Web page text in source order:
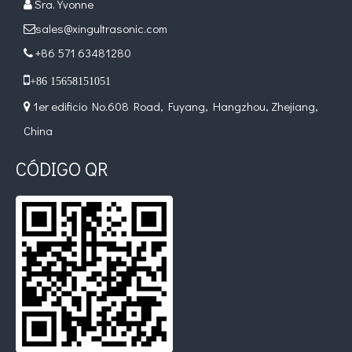
 Sra. Yvonne
sales@xingultrasonic.com
 +86 571 63481280
+86 15658151051
 1er edificio No.608 Road, Fuyang, Hangzhou, Zhejiang,
China
CÓDIGO QR